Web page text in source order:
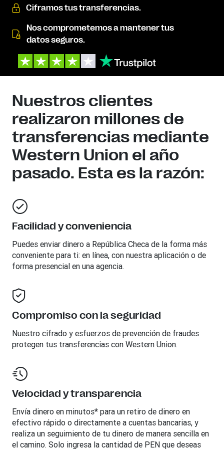
Ciframos tus transferencias.
Nos comprometemos a mantener tus
datos seguros.
Nuestros clientes
realizaron millones de
transferencias mediante
Western Union el año
pasado. Esta es la razón:
Facilidad y conveniencia
Puedes enviar dinero a República Checa de la forma más
conveniente para ti: en línea, con nuestra aplicación o de
forma presencial en una agencia.
Compromiso con la seguridad
Nuestro cifrado y esfuerzos de prevención de fraudes
protegen tus transferencias con Western Union.
Velocidad y transparencia
Envía dinero en minutos* para un retiro de dinero en
efectivo rápido o directamente a cuentas bancarias, y
realiza un seguimiento de tu dinero de manera sencilla en
el camino. Solo ingresa la cantidad de PEN que deseas